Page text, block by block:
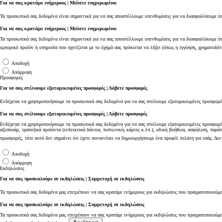
384,13 € /Μήνα
Toyota C-HR+
Αγοράστε Online
Για να σας κρατάμε ενήμερους | Μείνετε ενημερωμένοι
Τα προσωπικά σας δεδομένα είναι σημαντικά για να σας αποστέλλουμε υπενθυμίσεις για να διασφαλίσουμε
Για να σας κρατάμε ενήμερους | Μείνετε ενημερωμένοι
Τα προσωπικά σας δεδομένα είναι σημαντικά για να σας αποστέλλουμε υπενθυμίσεις για να
εμπορικό προϊόν ή υπηρεσία που σχετίζεται με το όχημά σας πρόκειται να λήξει (όπως η εγγύηση,
Αποδοχή
Απόρριψη
Προσφορές
Για να σας στέλνουμε εξατομικευμένες προσφορές | Λάβετε προσφορές
Ενδέχεται να χρησιμοποιήσουμε τα προσωπικά σας δεδομένα για να σας στείλουμε εξατομικευμένες
Για να σας στέλνουμε εξατομικευμένες προσφορές | Λάβετε προσφορές
Ενδέχεται να χρησιμοποιήσουμε τα προσωπικά σας δεδομένα για να σας στείλουμε εξατομικευμένες
αξεσουάρ, τραπεζικά προϊόντα (ενδεικτικά δάνεια, πιστωτικές κάρτες κ.λπ.), οδική βοήθεια, ασφάλιση,
προσφορές, τότε αυτό δεν σημαίνει ότι έχετε συναινέσει να δημιουργήσουμε ένα προφίλ πελάτη για
Αποδοχή
Απόρριψη
Εκδηλώσεις
Για να σας προσκαλούμε σε εκδηλώσεις | Συμμετοχή σε εκδηλώσεις
Τα προσωπικά σας δεδομένα μας επιτρέπουν να σας κρατάμε ενήμερους για εκδηλώσεις που πραγματοποιούμε.
Για να σας προσκαλούμε σε εκδηλώσεις | Συμμετοχή σε εκδηλώσεις
Τα προσωπικά σας δεδομένα μας επιτρέπουν να σας κρατάμε ενήμερους για εκδηλώσεις που